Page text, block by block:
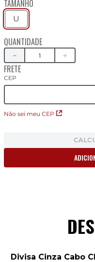
TAMANHO
U
QUANTIDADE
＋
－
FRETE
CEP
Não sei meu CEP
Divisa Cinza Cabo